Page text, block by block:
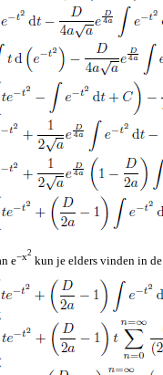
e−x2
kun je elders vinden in de